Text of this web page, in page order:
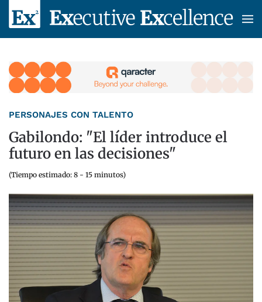
Skip to main content
PERSONAJES CON TALENTO
Gabilondo: "El líder introduce el
futuro en las decisiones"
(Tiempo estimado: 8 - 15 minutos)